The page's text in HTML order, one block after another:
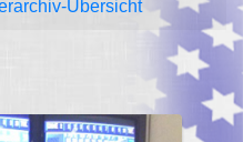
Übersicht